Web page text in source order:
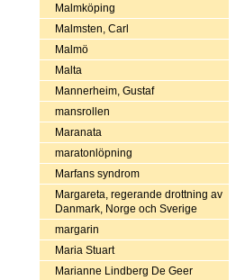
Malmköping
Malmsten, Carl
Malmö
Malta
Mannerheim, Gustaf
mansrollen
Maranata
maratonlöpning
Marfans syndrom
Margareta, regerande drottning av
Danmark, Norge och Sverige
margarin
Maria Stuart
Marianne Lindberg De Geer